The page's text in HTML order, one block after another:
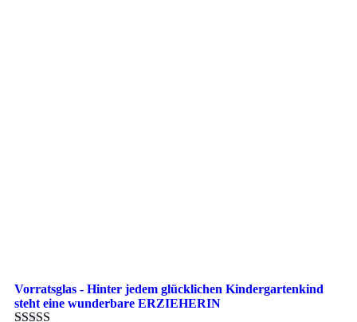
Vorratsglas - Hinter jedem glücklichen Kindergartenkind
steht eine wunderbare ERZIEHERIN